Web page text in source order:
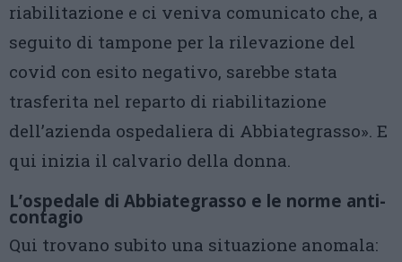
riabilitazione e ci veniva comunicato che, a
seguito di tampone per la rilevazione del
covid con esito negativo, sarebbe stata
trasferita nel reparto di riabilitazione
dell’azienda ospedaliera di Abbiategrasso». E
qui inizia il calvario della donna.
L’ospedale di Abbiategrasso e le norme anti-
contagio
Qui trovano subito una situazione anomala: